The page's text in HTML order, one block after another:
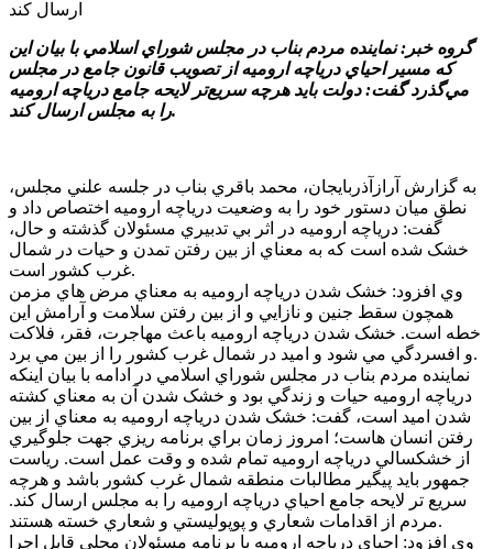
گروه خبر: نماينده مردم بناب در مجلس شوراي اسلامي با بيان اين
که مسير احياي درياچه اروميه از تصويب قانون جامع در مجلس
مي‌گذرد گفت: دولت بايد هرچه سريع‌تر لايحه جامع درياچه اروميه
را به مجلس ارسال کند.
به گزارش آرازآذربايجان، محمد باقري بناب در جلسه علني مجلس،
نطق ميان دستور خود را به وضعيت درياچه اروميه اختصاص داد و
گفت: درياچه اروميه در اثر بي تدبيري مسئولان گذشته و حال،
خشک شده است که به معناي از بين رفتن تمدن و حيات در شمال
غرب کشور است.
وي افزود: خشک شدن درياچه اروميه به معناي مرض هاي مزمن
همچون سقط جنين و نازايي و از بين رفتن سلامت و آرامش اين
خطه است. خشک شدن درياچه اروميه باعث مهاجرت، فقر، فلاکت
و افسردگي مي شود و اميد در شمال غرب کشور را از بين مي برد.
نماينده مردم بناب در مجلس شوراي اسلامي در ادامه با بيان اينکه
درياچه اروميه حيات و زندگي بود و خشک شدن آن به معناي کشته
شدن اميد است، گفت: خشک شدن درياچه اروميه به معناي از بين
رفتن انسان هاست؛ امروز زمان براي برنامه ريزي جهت جلوگيري
از خشکسالي درياچه اروميه تمام شده و وقت عمل است. رياست
جمهور بايد پيگير مطالبات منطقه شمال غرب کشور باشد و هرچه
سريع تر لايحه جامع احياي درياچه اروميه را به مجلس ارسال کند.
مردم از اقدامات شعاري و پوپوليستي و شعاري خسته هستند.
وي افزود: احياي درياچه اروميه با برنامه مسئولان محلي قابل اجرا